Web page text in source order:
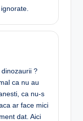
?
ca nu au
ca nu-s
ar face mici
dat. Aici